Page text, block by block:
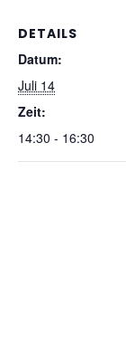
DETAILS
Datum:
Juli 14
Zeit:
14:30 - 16:30